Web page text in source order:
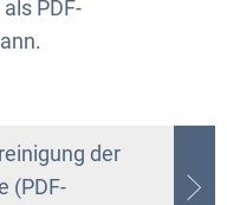
PDF-
der
(PDF-